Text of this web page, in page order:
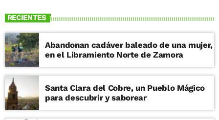
RECIENTES
Abandonan cadáver baleado de una mujer,
en el Libramiento Norte de Zamora
Santa Clara del Cobre, un Pueblo Mágico
para descubrir y saborear